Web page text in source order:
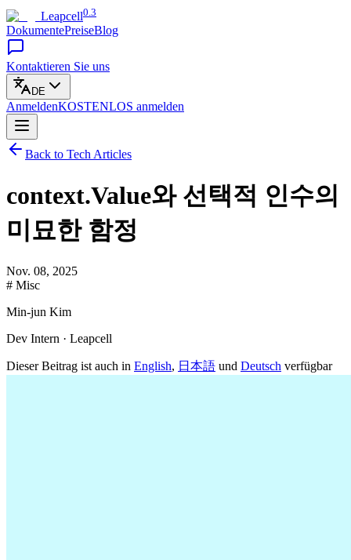
Leapcell0.3
DokumentePreiseBlog
Kontaktieren Sie uns
DE
AnmeldenKOSTENLOS anmelden
Back to Tech Articles
context.Value와 선택적 인수의
미묘한 함정
Nov. 08, 2025
# Misc
Min-jun Kim
Dev Intern · Leapcell
Dieser Beitrag ist auch in English, 日本語 und Deutsch verfügbar